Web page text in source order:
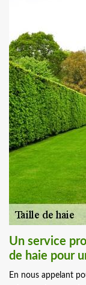
Un service
de haie pour
En nous appelant